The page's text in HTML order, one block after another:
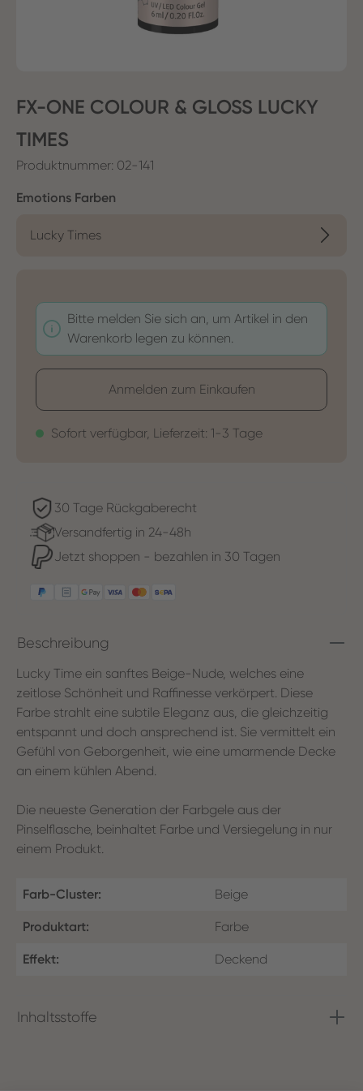
FX-ONE COLOUR & GLOSS LUCKY
TIMES
Produktnummer: 02-141
Emotions Farben
Lucky Times
Bitte melden Sie sich an, um Artikel in den
Warenkorb legen zu können.
Anmelden zum Einkaufen
Sofort verfügbar, Lieferzeit: 1-3 Tage
30 Tage Rückgaberecht
Versandfertig in 24-48h
Jetzt shoppen - bezahlen in 30 Tagen
Beschreibung
Lucky Time ein sanftes Beige-Nude, welches eine
zeitlose Schönheit und Raffinesse verkörpert. Diese
Farbe strahlt eine subtile Eleganz aus, die gleichzeitig
entspannt und doch ansprechend ist. Sie vermittelt ein
Gefühl von Geborgenheit, wie eine umarmende Decke
an einem kühlen Abend.
Die neueste Generation der Farbgele aus der
Pinselflasche, beinhaltet Farbe und Versiegelung in nur
einem Produkt.
Farb-Cluster: Beige
Produktart: Farbe
Effekt: Deckend
Inhaltsstoffe